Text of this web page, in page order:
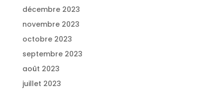
décembre 2023
novembre 2023
octobre 2023
septembre 2023
août 2023
juillet 2023